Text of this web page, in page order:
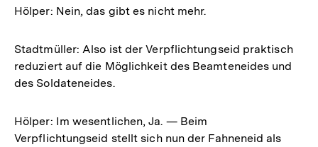
Hölper: Nein, das gibt es nicht mehr.
Stadtmüller: Also ist der Verpflichtungseid praktisch
reduziert auf die Möglichkeit des Beamteneides und
des Soldateneides.
Hölper: Im wesentlichen, Ja. — Beim
Verpflichtungseid stellt sich nun der Fahneneid als